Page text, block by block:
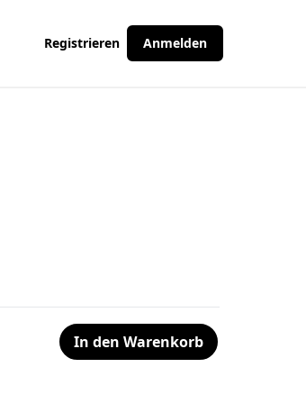
Registrieren Anmelden
In den Warenkorb